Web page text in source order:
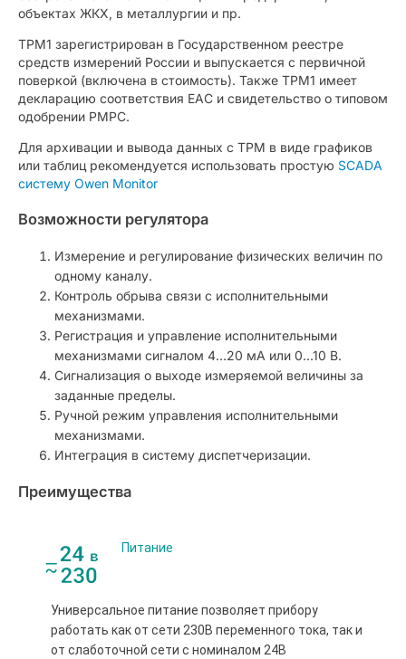
объектах ЖКХ, в металлургии и пр.
ТРМ1 зарегистрирован в Государственном реестре
средств измерений России и выпускается с первичной
поверкой (включена в стоимость). Также ТРМ1 имеет
декларацию соответствия ЕАС и свидетельство о типовом
одобрении РМРС.
Для архивации и вывода данных с ТРМ в виде графиков
или таблиц рекомендуется использовать простую SCADA
систему Owen Monitor
Возможности регулятора
Измерение и регулирование физических величин по
одному каналу.
Контроль обрыва связи с исполнительными
механизмами.
Регистрация и управление исполнительными
механизмами сигналом 4…20 мА или 0...10 В.
Сигнализация о выходе измеряемой величины за
заданные пределы.
Ручной режим управления исполнительными
механизмами.
Интеграция в систему диспетчеризации.
Преимущества
Питание
Универсальное питание позволяет прибору
работать как от сети 230В переменного тока, так и
от слаботочной сети с номиналом 24В